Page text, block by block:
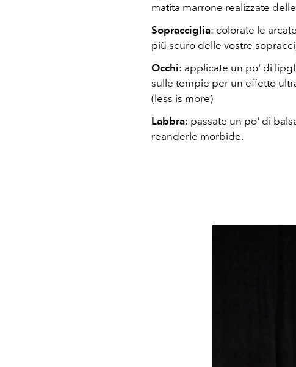
matita marrone realizzate
Sopracciglia: colorate le
più scuro delle vostre
Occhi: applicate un po' di
sulle tempie per un effetto
(less is more)
Labbra: passate un po' di
reanderle morbide.